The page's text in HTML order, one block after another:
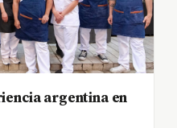
argentina en